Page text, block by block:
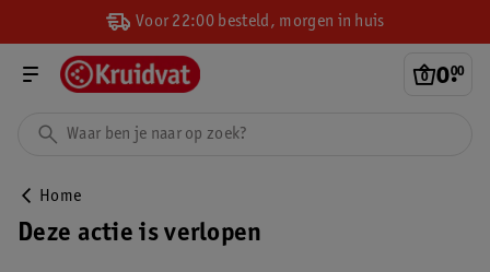
Voor 22:00 besteld, morgen in huis
0.
00
Home
Deze actie is verlopen